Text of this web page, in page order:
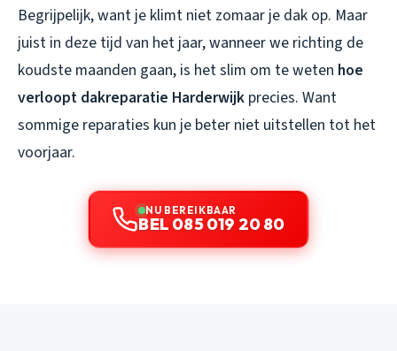
Begrijpelijk, want je klimt niet zomaar je dak op. Maar
juist in deze tijd van het jaar, wanneer we richting de
koudste maanden gaan, is het slim om te weten hoe
verloopt dakreparatie Harderwijk precies. Want
sommige reparaties kun je beter niet uitstellen tot het
voorjaar.
NU BEREIKBAAR
BEL 085 019 20 80